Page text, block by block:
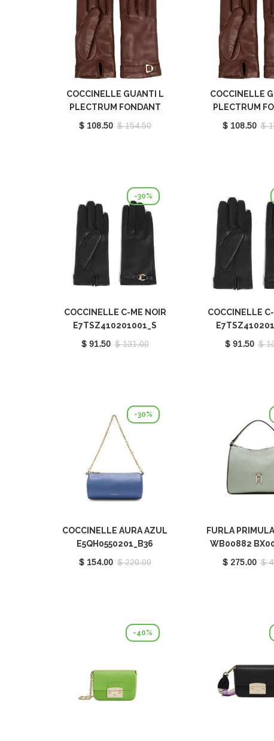
COCCINELLE GUANTI L
PLECTRUM FONDANT
BROWN E7MY0410101W97
$ 108.50 $ 154.50
COCCINELLE
PLECTRUM
BROWN
$ 108.50 $
-30%
COCCINELLE C-ME NOIR
E7TSZ410201001_S
$ 91.50 $ 131.00
COCCINELLE
$ 91.50 $
-30%
COCCINELLE AURA AZUL
E5QH0550201_B36
$ 154.00 $ 220.00
FURLA
WB00882
FEL00
$ 275.00 $
-40%